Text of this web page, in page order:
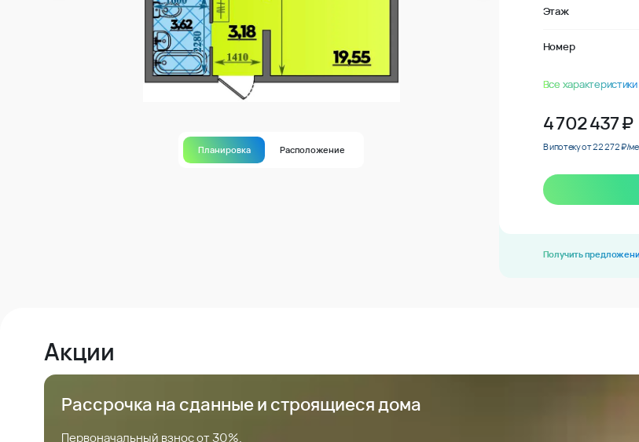
Планировка Расположение
Этаж
Номер
Все характеристики
4 702 437₽
В ипотеку от 22 272 ₽/
Получить
Акции
Рассрочка на сданные и строящиеся дома
Первоначальный взнос от 30%.